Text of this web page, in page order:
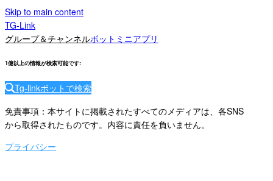
Skip to main content
TG-Link
グループ＆チャンネルボット ミニアプリ
1億以上の情報が検索可能です:
Tg-linkボットで検索
免責事項：本サイトに掲載されたすべてのメディアは、各SNS
から取得されたものです。内容に責任を負いません。
プライバシー